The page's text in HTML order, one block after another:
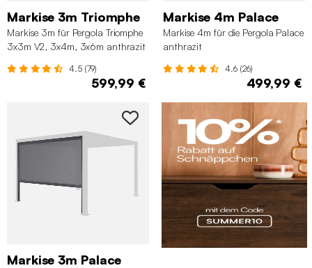
Markise 3m Triomphe
Markise 3m für Pergola Triomphe
3x3m V2, 3x4m, 3x6m anthrazit
4.5 (79)
599,99 €
Markise 4m Palace
Markise 4m für die Pergola Palace
anthrazit
4.6 (26)
499,99 €
Markise 3m Palace